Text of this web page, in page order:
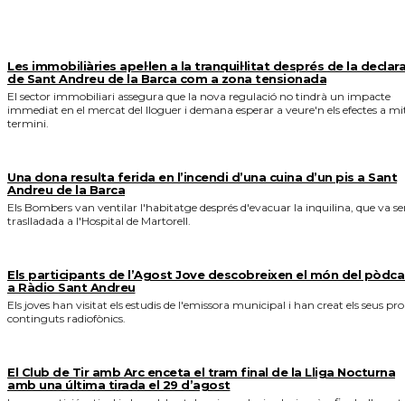
Les immobiliàries apel·len a la tranquil·litat després de la
de Sant Andreu de la Barca com a zona tensionada
El sector immobiliari assegura que la nova regulació no tindrà un impacte
immediat en el mercat del lloguer i demana esperar a veure'n els efectes a
termini.
Una dona resulta ferida en l’incendi d’una cuina d’un pis a Sant
Andreu de la Barca
Els Bombers van ventilar l'habitatge després d'evacuar la inquilina, que va
traslladada a l'Hospital de Martorell.
Els participants de l’Agost Jove descobreixen el món del
a Ràdio Sant Andreu
Els joves han visitat els estudis de l'emissora municipal i han creat els seus
continguts radiofònics.
El Club de Tir amb Arc enceta el tram final de la Lliga Nocturna
amb una última tirada el 29 d’agost